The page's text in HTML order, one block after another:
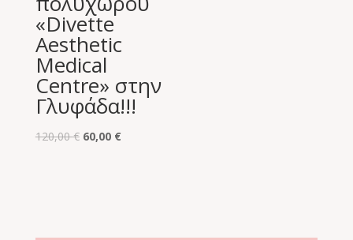
«Divette
Aesthetic
Medical
Centre» στην
Γλυφάδα!!!
120,00€ Original
60,00 €Η